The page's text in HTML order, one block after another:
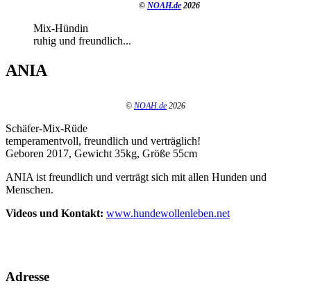
© NOAH.de 2026
Mix-Hündin
ruhig und freundlich...
ANIA
© NOAH.de 2026
Schäfer-Mix-Rüde
temperamentvoll, freundlich und verträglich!
Geboren 2017, Gewicht 35kg, Größe 55cm
ANIA ist freundlich und verträgt sich mit allen Hunden und
Menschen.
Videos und Kontakt: www.hundewollenleben.net
Adresse